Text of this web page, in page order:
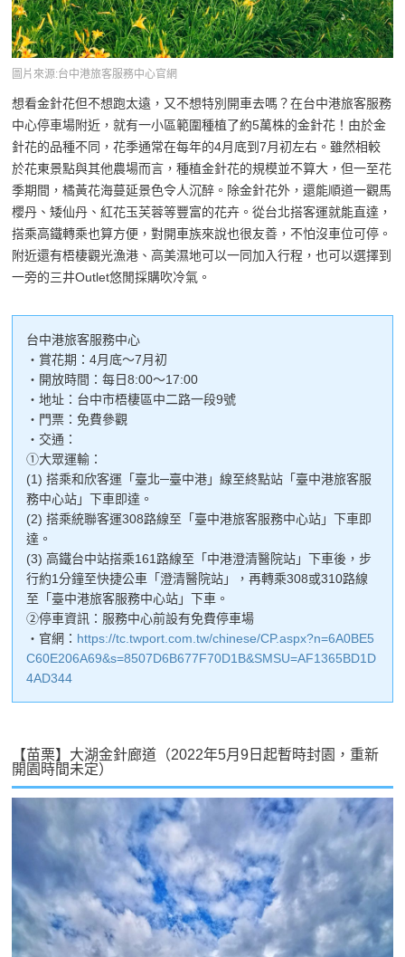
圖片來源:台中港旅客服務中心官網
想看金針花但不想跑太遠，又不想特別開車去嗎？在台中港旅客服務
中心停車場附近，就有一小區範圍種植了約5萬株的金針花！由於金
針花的品種不同，花季通常在每年的4月底到7月初左右。雖然相較
於花東景點與其他農場而言，種植金針花的規模並不算大，但一至花
季期間，橘黃花海蔓延景色令人沉醉。除金針花外，還能順道一觀馬
櫻丹、矮仙丹、紅花玉芙蓉等豐富的花卉。從台北搭客運就能直達，
搭乘高鐵轉乘也算方便，對開車族來說也很友善，不怕沒車位可停。
附近還有梧棲觀光漁港、高美濕地可以一同加入行程，也可以選擇到
一旁的三井Outlet悠閒採購吹冷氣。
台中港旅客服務中心
・賞花期：4月底～7月初
・開放時間：每日8:00～17:00
・地址：台中市梧棲區中二路一段9號
・門票：免費參觀
・交通：
①大眾運輸：
(1) 搭乘和欣客運「臺北─臺中港」線至終點站「臺中港旅客服
務中心站」下車即達。
(2) 搭乘統聯客運308路線至「臺中港旅客服務中心站」下車即
達。
(3) 高鐵台中站搭乘161路線至「中港澄清醫院站」下車後，步
行約1分鐘至快捷公車「澄清醫院站」，再轉乘308或310路線
至「臺中港旅客服務中心站」下車。
②停車資訊：服務中心前設有免費停車場
・官網： https://tc.twport.com.tw/chinese/CP.aspx?n=6A0BE5
C60E206A69&s=8507D6B677F70D1B&SMSU=AF1365BD1D
4AD344
【苗栗】大湖金針廊道（2022年5月9日起暫時封園，重新
開園時間未定）